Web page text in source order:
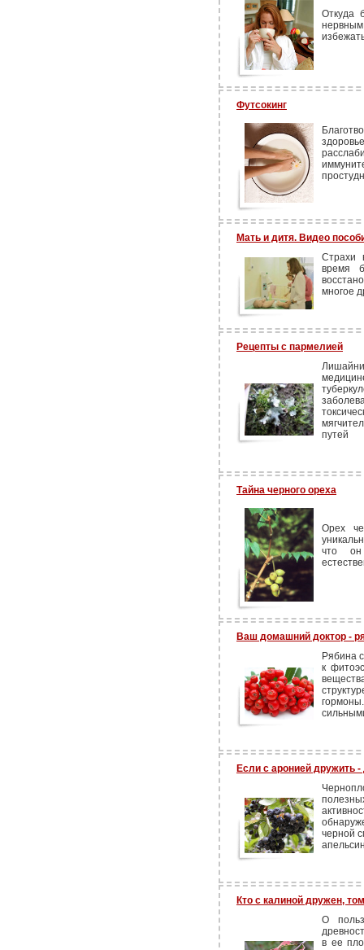
Откуда
Футсокинг
Мать и дитя. Видео
Страхи
время
многое
Рецепты с пармелией
путей
Тайна черного ореха
Орех
что
Ваш домашний доктор -
Рябина
к
Если с аронией дружить
черной
Кто с калиной дружен,
О
в ее